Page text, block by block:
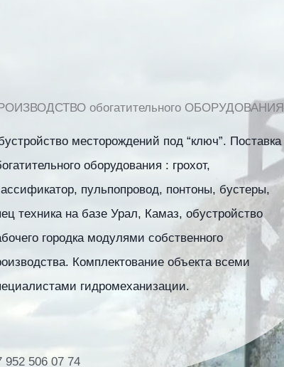
обогатительного ОБОРУДОВАНИЯ
месторождений под “ключ”. Поставка
оборудования : грохот,
пульпопровод, понтоны, бустеры,
техника на базе Урал, Камаз, обустройство
городка модулями собственного
Комплектование объекта всеми
гидромеханизации.
952 506 07 74